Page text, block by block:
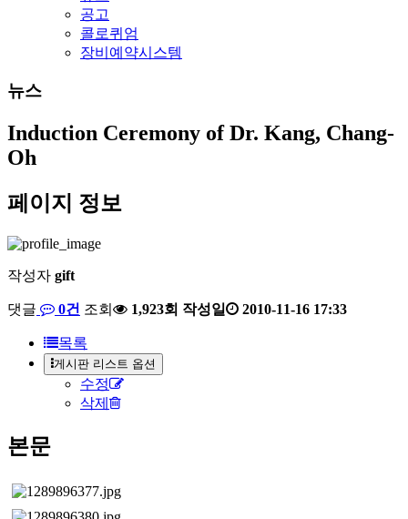
공고
콜로퀴엄
장비예약시스템
뉴스
Induction Ceremony of Dr. Kang, Chang-
Oh
페이지 정보
작성자 gift
댓글 0건 조회 1,923회 작성일 2010-11-16 17:33
목록
게시판 리스트 옵션
수정
삭제
본문